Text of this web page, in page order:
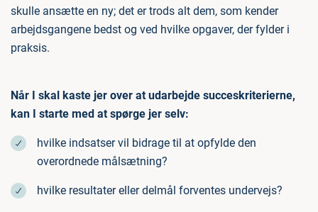
skulle ansætte en ny; det er trods alt dem, som kender
arbejdsgangene bedst og ved hvilke opgaver, der fylder i
praksis.
Når I skal kaste jer over at udarbejde succeskriterierne,
kan I starte med at spørge jer selv:
hvilke indsatser vil bidrage til at opfylde den
overordnede målsætning?
hvilke resultater eller delmål forventes undervejs?